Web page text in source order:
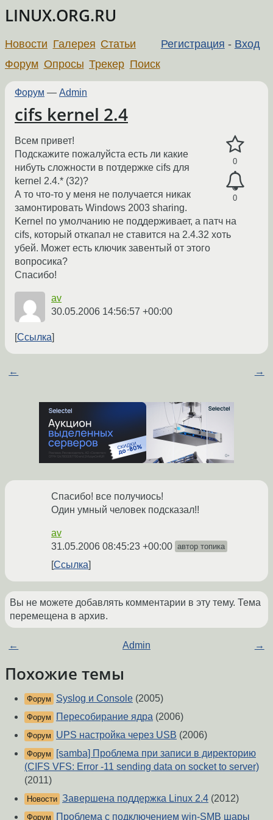
LINUX.ORG.RU
Регистрация - Вход
Новости Галерея Статьи
Форум Опросы Трекер Поиск
Форум — Admin
cifs kernel 2.4
0
0
Всем привет!
Подскажите пожалуйста есть ли какие
нибуть сложности в потдержке cifs для
kernel 2.4.* (32)?
А то что-то у меня не получается никак
замонтировать Windows 2003 sharing.
Kernel по умолчанию не поддерживает, а патч на
cifs, который откапал не ставится на 2.4.32 хоть
убей. Может есть ключик завентый от этого
вопросика?
Спасибо!
av
30.05.2006 14:56:57 +00:00
Ссылка
← →
Спасибо! все получиось!
Один умный человек подсказал!!
av
31.05.2006 08:45:23 +00:00 автор топика
Ссылка
Вы не можете добавлять комментарии в эту тему. Тема
перемещена в архив.
← Admin →
Похожие темы
Форум Syslog и Console (2005)
Форум Пересобирание ядра (2006)
Форум UPS настройка через USB (2006)
Форум
[samba] Проблема при записи в директорию
(CIFS VFS: Error -11 sending data on socket to server)
(2011)
Новости Завершена поддержка Linux 2.4 (2012)
Форум Проблема с подключением win-SMB шары